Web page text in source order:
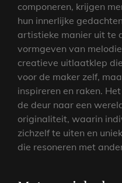
componeren, krijgen
hun innerlijke
artistieke manier uit te
vormgeven van
creatieve uitlaatklep
voor de maker zelf,
inspireren en raken.
de deur naar een
originaliteit, waarin
zichzelf te uiten en
die resoneren met